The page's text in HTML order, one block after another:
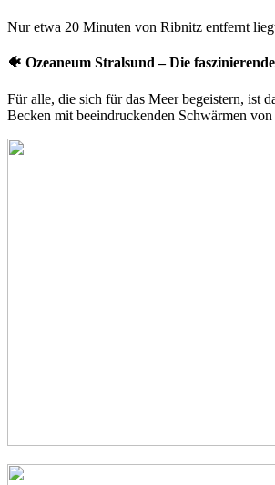
Nur etwa 20 Minuten von Ribnitz entfernt
🐠 Ozeaneum Stralsund – Die
Für alle, die sich für das Meer begeistern, ist
Becken mit beeindruckenden Schwärmen